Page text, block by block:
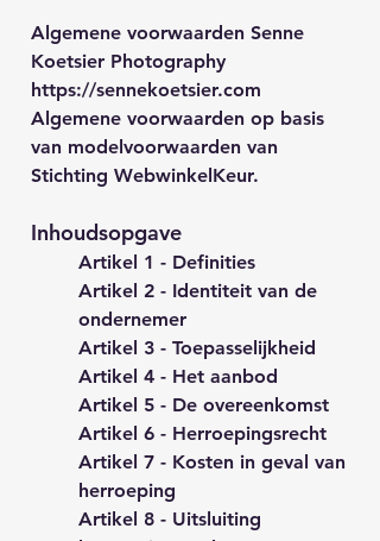
Algemene voorwaarden Senne
Koetsier Photography
https://sennekoetsier.com
Algemene voorwaarden op basis
van modelvoorwaarden van
Stichting WebwinkelKeur.
Inhoudsopgave
Artikel 1 - Definities
Artikel 2 - Identiteit van de
ondernemer
Artikel 3 - Toepasselijkheid
Artikel 4 - Het aanbod
Artikel 5 - De overeenkomst
Artikel 6 - Herroepingsrecht
Artikel 7 - Kosten in geval van
herroeping
Artikel 8 - Uitsluiting